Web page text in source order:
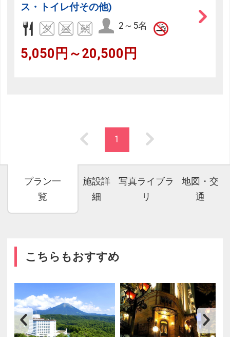
ス・トイレ付その他)
2～5名
5,050円～20,500円
1
プラン一
覧
施設詳
細
写真ライブラ
リ
地図・交
通
こちらもおすすめ